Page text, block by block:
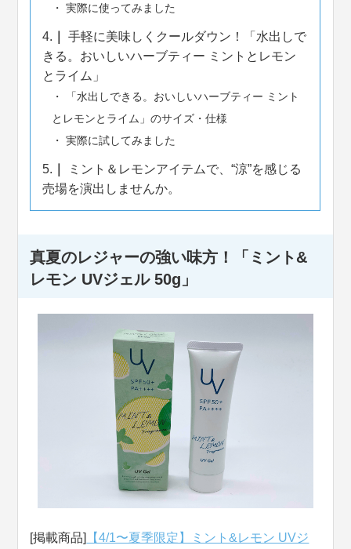
実際に使ってみました
4.
手軽に美味しくクールダウン！「水出しで
きる。おいしいハーブティー ミントとレモン
とライム」
「水出しできる。おいしいハーブティー ミント
とレモンとライム」のサイズ・仕様
実際に試してみました
5.
ミント＆レモンアイテムで、“涼”を感じる
売場を演出しませんか。
真夏のレジャーの強い味方 ！「ミント&
レモン UVジェル 50g」
[掲載商品]
【4/1〜夏季限定】ミント&レモン UVジ